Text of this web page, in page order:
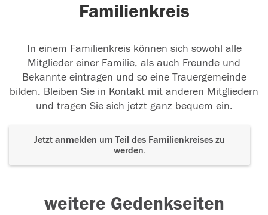
Familienkreis
In einem Familienkreis können sich sowohl alle
Mitglieder einer Familie, als auch Freunde und
Bekannte eintragen und so eine Trauergemeinde
bilden. Bleiben Sie in Kontakt mit anderen Mitgliedern
und tragen Sie sich jetzt ganz bequem ein.
Jetzt anmelden um Teil des Familienkreises zu
werden.
weitere Gedenkseiten